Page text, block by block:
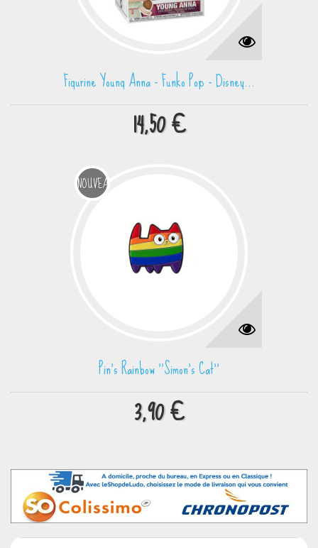
Figurine Young Anna - Funko Pop - Disney...
14,50 €
NOUVEAU
Pin's Rainbow ''Simon's Cat''
3,90 €